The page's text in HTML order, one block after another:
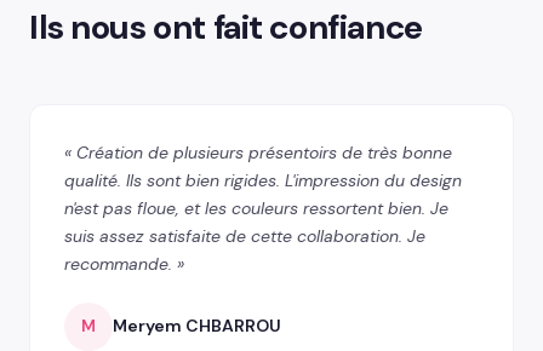
Ils nous ont fait confiance
« Création de plusieurs présentoirs de très bonne
qualité. Ils sont bien rigides. L'impression du design
n'est pas floue, et les couleurs ressortent bien. Je
suis assez satisfaite de cette collaboration. Je
recommande. »
M Meryem CHBARROU